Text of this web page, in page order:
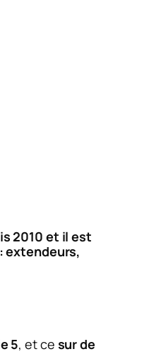
2010 et il est
extendeurs,
5, et ce sur de